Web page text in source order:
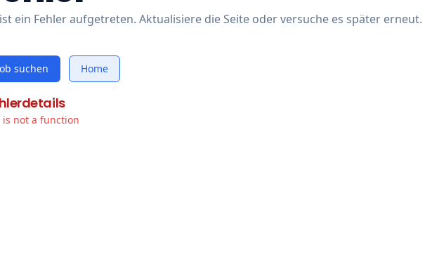
ein Fehler aufgetreten. Aktualisiere die Seite oder versuche es später erneut.
suchen Home
not a function